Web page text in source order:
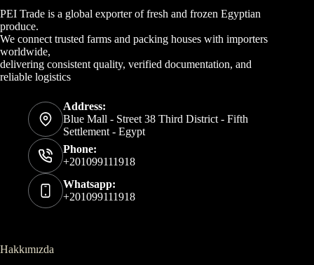
PEI Trade is a global exporter of fresh and frozen Egyptian
produce.
We connect trusted farms and packing houses with importers
worldwide,
delivering consistent quality, verified documentation, and
reliable logistics
Address:
Blue Mall - Street 38 Third District - Fifth
Settlement - Egypt
Phone:
+201099111918
Whatsapp:
+201099111918
Hakkımızda